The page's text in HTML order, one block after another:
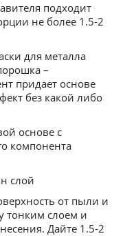
подходит
не более 1.5-2
для металла
–
придает основе
без какой либо
основе с
компонента
слой
от пыли и
тонким слоем и
Дайте 1.5-2